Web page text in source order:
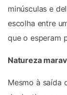
minúsculas e
escolha entre
que o esperam
Natureza
Mesmo à saída